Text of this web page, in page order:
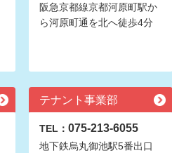
阪急京都線京都河原町駅か
ら河原町通を北へ徒歩4分
テナント事業部
TEL： 075-213-6055
地下鉄烏丸御池駅5番出口